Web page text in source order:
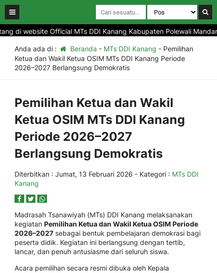
di website Official MTs DDI Kanang Kabupaten Polewali Mandar
Anda ada di : Beranda - MTs DDI Kanang - Pemilihan
Ketua dan Wakil Ketua OSIM MTs DDI Kanang Periode
2026–2027 Berlangsung Demokratis
Pemilihan Ketua dan Wakil
Ketua OSIM MTs DDI Kanang
Periode 2026–2027
Berlangsung Demokratis
Diterbitkan : Jumat, 13 Februari 2026 - Kategori : MTs DDI
Kanang
Madrasah Tsanawiyah (MTs) DDI Kanang melaksanakan
kegiatan Pemilihan Ketua dan Wakil Ketua OSIM Periode
2026–2027 sebagai bentuk pembelajaran demokrasi bagi
peserta didik. Kegiatan ini berlangsung dengan tertib,
lancar, dan penuh antusiasme dari seluruh siswa.
Acara pemilihan secara resmi dibuka oleh Kepala